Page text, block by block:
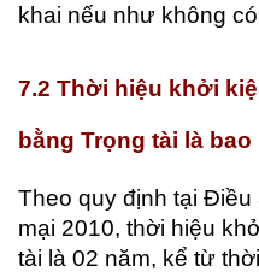
khai nếu như không
7.2 Thời hiệu khởi
bằng Trọng tài là bao
Theo quy định tại
mại 2010, thời hiệu
tài là 02 năm, kể từ